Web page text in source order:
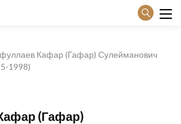
Кафар (Гафар) Сулейманович
1998)
(Гафар)